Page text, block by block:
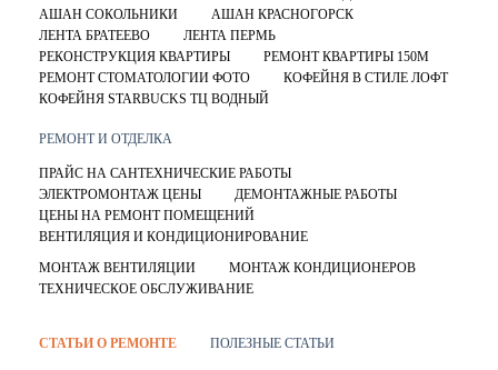
АШАН СОКОЛЬНИКИ
АШАН КРАСНОГОРСК
ЛЕНТА БРАТЕЕВО
ЛЕНТА ПЕРМЬ
РЕКОНСТРУКЦИЯ КВАРТИРЫ
РЕМОНТ КВАРТИРЫ 150М
РЕМОНТ СТОМАТОЛОГИИ ФОТО
КОФЕЙНЯ В СТИЛЕ ЛОФТ
КОФЕЙНЯ STARBUCKS ТЦ ВОДНЫЙ
РЕМОНТ И ОТДЕЛКА
ПРАЙС НА САНТЕХНИЧЕСКИЕ РАБОТЫ
ЭЛЕКТРОМОНТАЖ ЦЕНЫ
ДЕМОНТАЖНЫЕ РАБОТЫ
ЦЕНЫ НА РЕМОНТ ПОМЕЩЕНИЙ
ВЕНТИЛЯЦИЯ И КОНДИЦИОНИРОВАНИЕ
МОНТАЖ ВЕНТИЛЯЦИИ
МОНТАЖ КОНДИЦИОНЕРОВ
ТЕХНИЧЕСКОЕ ОБСЛУЖИВАНИЕ
СТАТЬИ О РЕМОНТЕ ПОЛЕЗНЫЕ СТАТЬИ